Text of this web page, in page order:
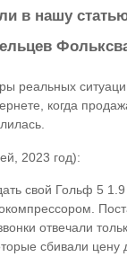
в нашу
реальных
когда
2023 год):
свой Гольф 5
отвечали
сбивали цену